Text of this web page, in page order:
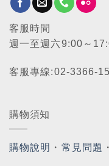
客服時間
週一至週六9:00～
客服專線:02-3366-
購物須知
購物說明 ・ 常見問題